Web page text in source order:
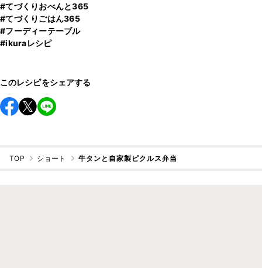
#てづくりおべんと365
#てづくりごはん365
#フーディーテーブル
#ikuraレシピ
このレシピをシェアする
TOP ショート 牛タンと自家製ピクルス弁当